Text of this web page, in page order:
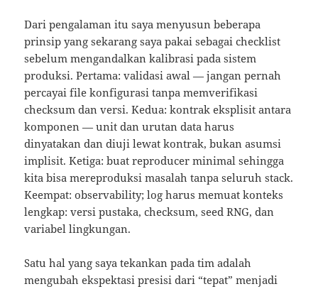
Dari pengalaman itu saya menyusun beberapa
prinsip yang sekarang saya pakai sebagai checklist
sebelum mengandalkan kalibrasi pada sistem
produksi. Pertama: validasi awal — jangan pernah
percayai file konfigurasi tanpa memverifikasi
checksum dan versi. Kedua: kontrak eksplisit antara
komponen — unit dan urutan data harus
dinyatakan dan diuji lewat kontrak, bukan asumsi
implisit. Ketiga: buat reproducer minimal sehingga
kita bisa mereproduksi masalah tanpa seluruh stack.
Keempat: observability; log harus memuat konteks
lengkap: versi pustaka, checksum, seed RNG, dan
variabel lingkungan.
Satu hal yang saya tekankan pada tim adalah
mengubah ekspektasi presisi dari “tepat” menjadi